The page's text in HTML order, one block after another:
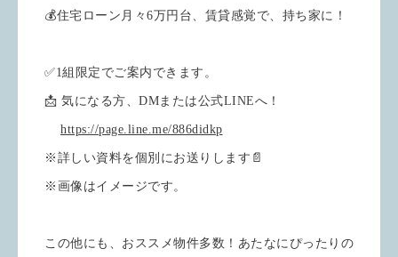
💰住宅ローン月々6万円台、賃貸感覚で、持ち家に！
✅1組限定でご案内できます。
📩 気になる方、DMまたは公式LINEへ！
https://page.line.me/886didkp
※詳しい資料を個別にお送りします📄
※画像はイメージです。
この他にも、おススメ物件多数！あたなにぴったりの